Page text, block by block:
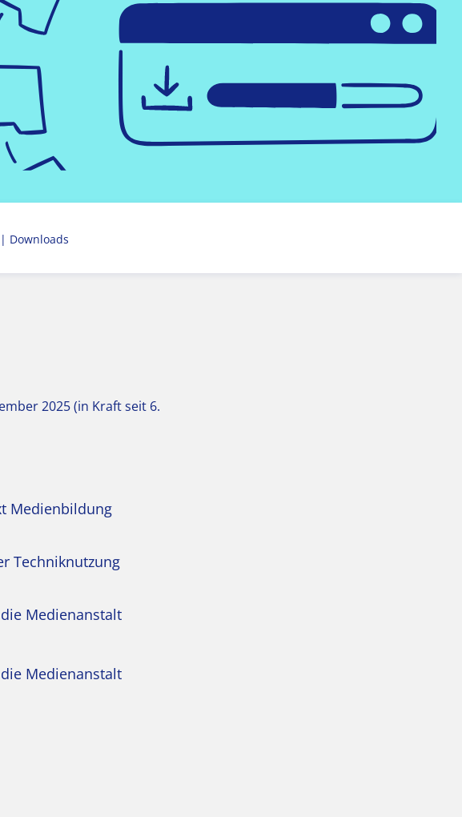
Downloads
2025 (in Kraft seit 6.
Medienbildung
Techniknutzung
Medienanstalt
Medienanstalt